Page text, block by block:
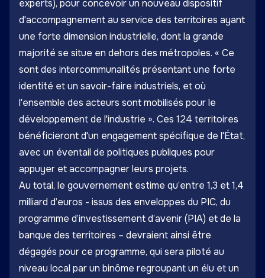
experts), pour concevoir un nouveau dispositif
d'accompagnement au service des territoires ayant
une forte dimension industrielle, dont la grande
majorité se situe en dehors des métropoles. « Ce
sont des intercommunalités présentant une forte
identité et un savoir-faire industriels, et où
l'ensemble des acteurs sont mobilisés pour le
développement de l'industrie ». Ces 124 territoires
bénéficieront d'un engagement spécifique de l'État,
avec un éventail de politiques publiques pour
appuyer et accompagner leurs projets.
Au total, le gouvernement estime qu’entre 1,3 et 1,4
milliard d’euros - issus des enveloppes du PIC, du
programme d’investissement d’avenir (PIA) et de la
banque des territoires – devraient ainsi être
dégagés pour ce programme, qui sera piloté au
niveau local par un binôme regroupant un élu et un